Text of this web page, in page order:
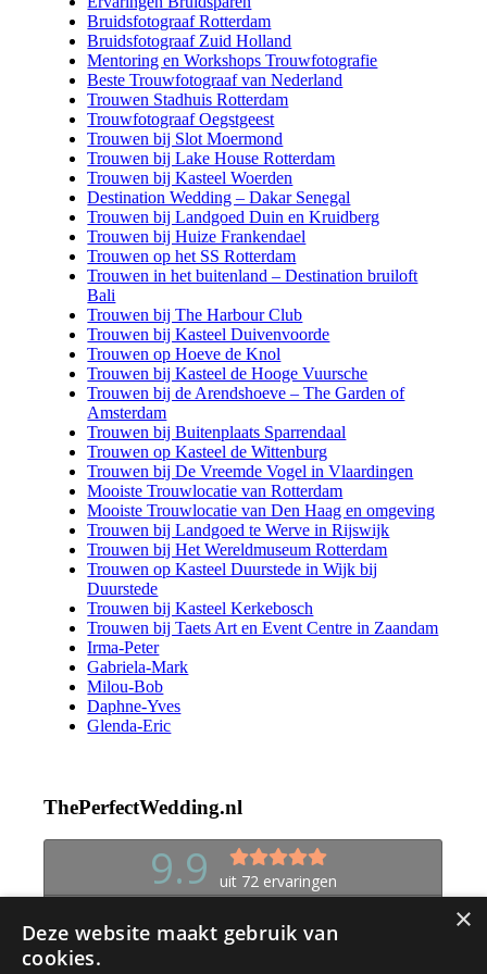
Bruidsfotograaf Rotterdam
Bruidsfotograaf Zuid Holland
Mentoring en Workshops Trouwfotografie
Beste Trouwfotograaf van Nederland
Trouwen Stadhuis Rotterdam
Trouwfotograaf Oegstgeest
Trouwen bij Slot Moermond
Trouwen bij Lake House Rotterdam
Trouwen bij Kasteel Woerden
Destination Wedding – Dakar Senegal
Trouwen bij Landgoed Duin en Kruidberg
Trouwen bij Huize Frankendael
Trouwen op het SS Rotterdam
Trouwen in het buitenland – Destination bruiloft
Bali
Trouwen bij The Harbour Club
Trouwen bij Kasteel Duivenvoorde
Trouwen op Hoeve de Knol
Trouwen bij Kasteel de Hooge Vuursche
Trouwen bij de Arendshoeve – The Garden of
Amsterdam
Trouwen bij Buitenplaats Sparrendaal
Trouwen op Kasteel de Wittenburg
Trouwen bij De Vreemde Vogel in Vlaardingen
Mooiste Trouwlocatie van Rotterdam
Mooiste Trouwlocatie van Den Haag en omgeving
Trouwen bij Landgoed te Werve in Rijswijk
Trouwen bij Het Wereldmuseum Rotterdam
Trouwen op Kasteel Duurstede in Wijk bij
Duurstede
Trouwen bij Kasteel Kerkebosch
Trouwen bij Taets Art en Event Centre in Zaandam
Irma-Peter
Gabriela-Mark
Milou-Bob
Daphne-Yves
Glenda-Eric
ThePerfectWedding.nl
×
Deze website maakt gebruik van
cookies.